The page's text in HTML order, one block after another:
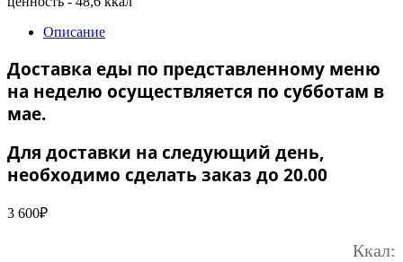
Описание
Доставка еды по представленному меню
на неделю осуществляется по субботам в
мае.
Для доставки на следующий день,
необходимо сделать заказ до 20.00
3 600₽
Ккал: